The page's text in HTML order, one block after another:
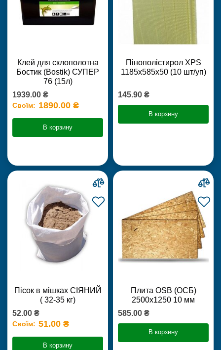
Клей для склополотна
Бостик (Bostik) СУПЕР
76 (15л)
1939.00 ₴
Своїм: 1890.00 ₴
В корзину
Пінополістирол XPS
1185х585х50 (10 шт/уп)
145.90 ₴
В корзину
Пісок в мішках СІЯНИЙ
( 32-35 кг)
52.00 ₴
Своїм: 51.00 ₴
В корзину
Плита OSB (ОСБ)
2500х1250 10 мм
585.00 ₴
В корзину